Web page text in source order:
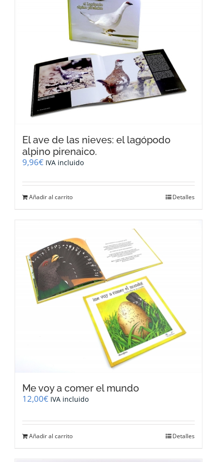
El ave de las nieves: el lagópodo
alpino pirenaico.
9,96€ IVA incluido
Añadir al carrito Detalles
Me voy a comer el mundo
12,00€ IVA incluido
Añadir al carrito Detalles